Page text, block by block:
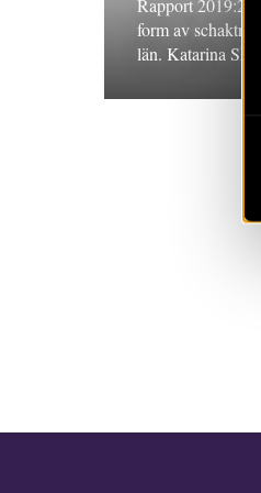
Rapport
form av
län. Katarina Sköld